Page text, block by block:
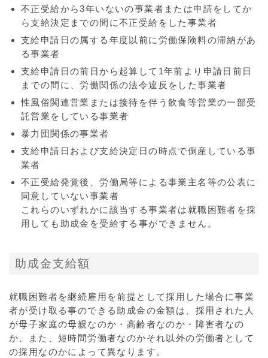
不正受給から3年いないの事業者または申請をしてか
ら支給決定までの間に不正受給をした事業者
支給申請日の属する年度以前に労働保険料の滞納があ
る事業者
支給申請日の前日から起算して1年前より申請日前日
までの間に、労働関係の法令違反をした事業者
性風俗関連営業または接待を伴う飲食等営業の一部受
託営業をしている事業者
暴力団関係の事業者
支給申請日および支給決定日の時点で倒産している事
業者
不正受給発覚後、労働局等による事業主名等の公表に
同意していない事業者
これらのいずれかに該当する事業者は就職困難者を採
用しても助成金を受給する事ができません。
助成金支給額
就職困難者を継続雇用を前提として採用した場合に事業
者が受け取る事のできる助成金の金額は、採用された人
が母子家庭の母親なのか・高齢者なのか・障害者なの
か、また、短時間労働者なのかそれ以外の労働者として
の採用なのかによって異なります。